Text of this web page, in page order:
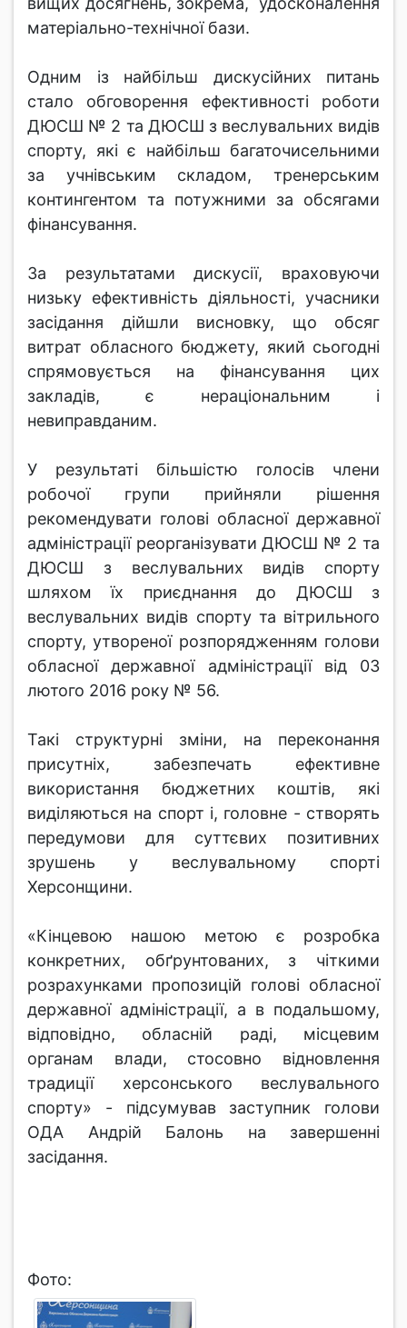
матеріально-технічної бази.
Одним із найбільш дискусійних питань
стало обговорення ефективності роботи
ДЮСШ № 2 та ДЮСШ з веслувальних видів
спорту, які є найбільш багаточисельними
за учнівським складом, тренерським
контингентом та потужними за обсягами
фінансування.
За результатами дискусії, враховуючи
низьку ефективність діяльності, учасники
засідання дійшли висновку, що обсяг
витрат обласного бюджету, який сьогодні
спрямовується на фінансування цих
закладів, є нераціональним і
невиправданим.
У результаті більшістю голосів члени
робочої групи прийняли рішення
рекомендувати голові обласної державної
адміністрації реорганізувати ДЮСШ № 2 та
ДЮСШ з веслувальних видів спорту
шляхом їх приєднання до ДЮСШ з
веслувальних видів спорту та вітрильного
спорту, утвореної розпорядженням голови
обласної державної адміністрації від 03
лютого 2016 року № 56.
Такі структурні зміни, на переконання
присутніх, забезпечать ефективне
використання бюджетних коштів, які
виділяються на спорт і, головне - створять
передумови для суттєвих позитивних
зрушень у веслувальному спорті
Херсонщини.
«Кінцевою нашою метою є розробка
конкретних, обґрунтованих, з чіткими
розрахунками пропозицій голові обласної
державної адміністрації, а в подальшому,
відповідно, обласній раді, місцевим
органам влади, стосовно відновлення
традиції херсонського веслувального
спорту» - підсумував заступник голови
ОДА Андрій Балонь на завершенні
засідання.
Фото: